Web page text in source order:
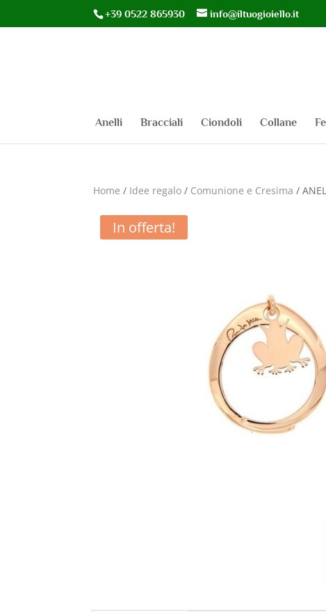
+39 0522 865930 info@iltuogioiello.it
Anelli Bracciali Ciondoli Collane
Home / Idee regalo / Comunione e Cresima /
In offerta!